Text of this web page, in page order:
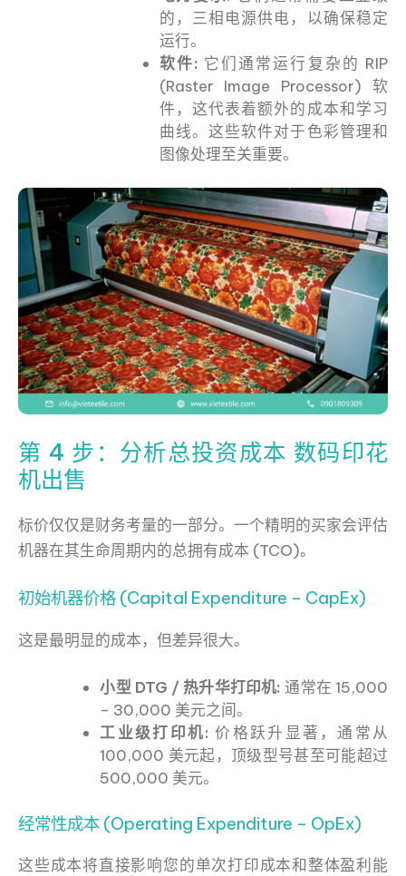
的，三相电源供电，以确保稳定
运行。
软件: 它们通常运行复杂的 RIP
(Raster Image Processor) 软
件，这代表着额外的成本和学习
曲线。这些软件对于色彩管理和
图像处理至关重要。
第 4 步：分析总投资成本 数码印花
机出售
标价仅仅是财务考量的一部分。一个精明的买家会评估
机器在其生命周期内的总拥有成本 (TCO)。
初始机器价格 (Capital Expenditure – CapEx)
这是最明显的成本，但差异很大。
小型 DTG / 热升华打印机: 通常在 15,000
– 30,000 美元之间。
工业级打印机: 价格跃升显著，通常从
100,000 美元起，顶级型号甚至可能超过
500,000 美元。
经常性成本 (Operating Expenditure – OpEx)
这些成本将直接影响您的单次打印成本和整体盈利能